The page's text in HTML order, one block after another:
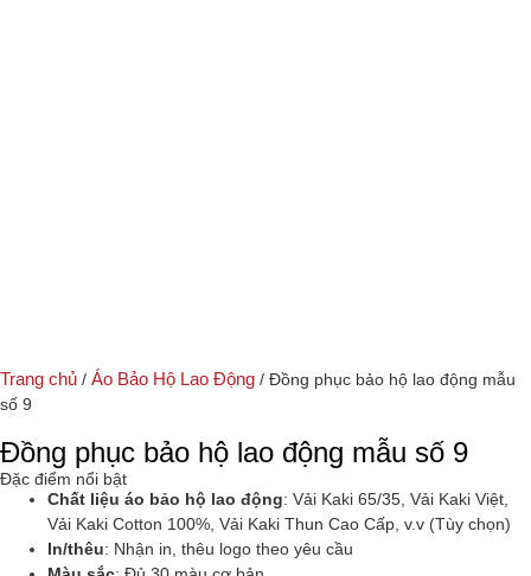
Trang chủ / Áo Bảo Hộ Lao Động / Đồng phục bảo hộ lao động mẫu
số 9
Đồng phục bảo hộ lao động mẫu số 9
Đặc điểm nổi bật
Chất liệu áo bảo hộ lao động: Vải Kaki 65/35, Vải Kaki Việt,
Vải Kaki Cotton 100%, Vải Kaki Thun Cao Cấp, v.v (Tùy chọn)
In/thêu: Nhận in, thêu logo theo yêu cầu